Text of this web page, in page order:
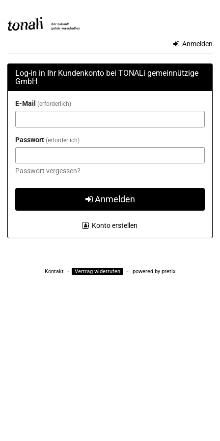
Haupt-
Inhalt
TONALi
GmbH
Anmelden
Log-in in Ihr Kundenkonto bei TONALi gemeinnützige
GmbH
E-Mail erforderlich
Passwort erforderlich
Passwort vergessen?
Anmelden
Konto erstellen
Kontakt Vertrag widerrufen powered by pretix